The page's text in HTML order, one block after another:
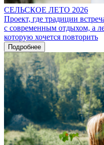
СЕЛЬСКОЕ ЛЕТО 2026
Проект, где традиции
с современным отдыхом, а
которую хочется повторить
Подробнее